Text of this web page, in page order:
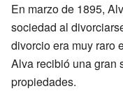
En marzo de 1895,
sociedad al
divorcio era muy raro
Alva recibió una gran
propiedades.